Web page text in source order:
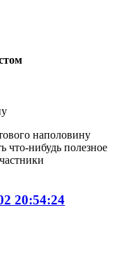
наполовину
что-нибудь полезное
20:54:24